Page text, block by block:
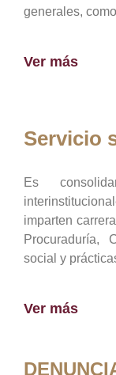
generales,
Ver más
Servicio
Es
imparten
Procuraduría,
social y
Ver más